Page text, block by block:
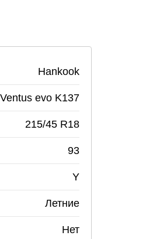
Hankook
Ventus evo K137
215/45 R18
93
Y
Летние
Нет